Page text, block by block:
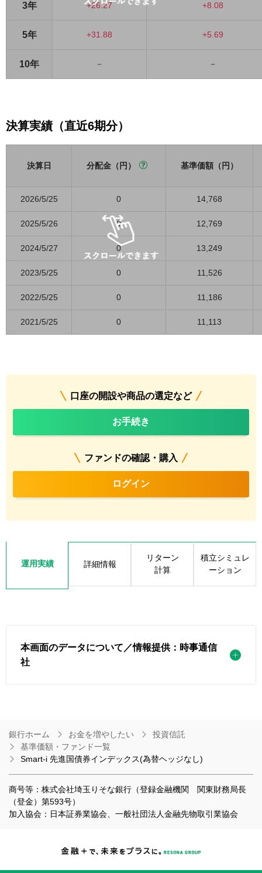
3年 +26.27 +8.08
5年 +31.88 +5.69
10年 － －
決算実績（直近6期分）
決算日 分配金（円） 基準価額（円）
2026/5/25 0 14,768
2025/5/26 0 12,769
2024/5/27 0 13,249
2023/5/25 0 11,526
2022/5/25 0 11,186
2021/5/25 0 11,113
口座の開設や商品の選定など
お手続き
ファンドの確認・購入
ログイン
運用実績 詳細情報
リターン
計算
積立シミュレ
ーション
本画面のデータについて／情報提供：時事通信
社
銀行ホーム お金を増やしたい
投資信託
基準価額・ファンド一覧
Smart-i 先進国債券インデックス(為替ヘッジなし)
商号等：株式会社埼玉りそな銀行（登録金融機関 関東財務局長
（登金）第593号）
加入協会：日本証券業協会、一般社団法人金融先物取引業協会